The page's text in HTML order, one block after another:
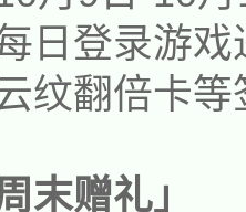
日登录游
纹翻倍卡等
末赠礼」